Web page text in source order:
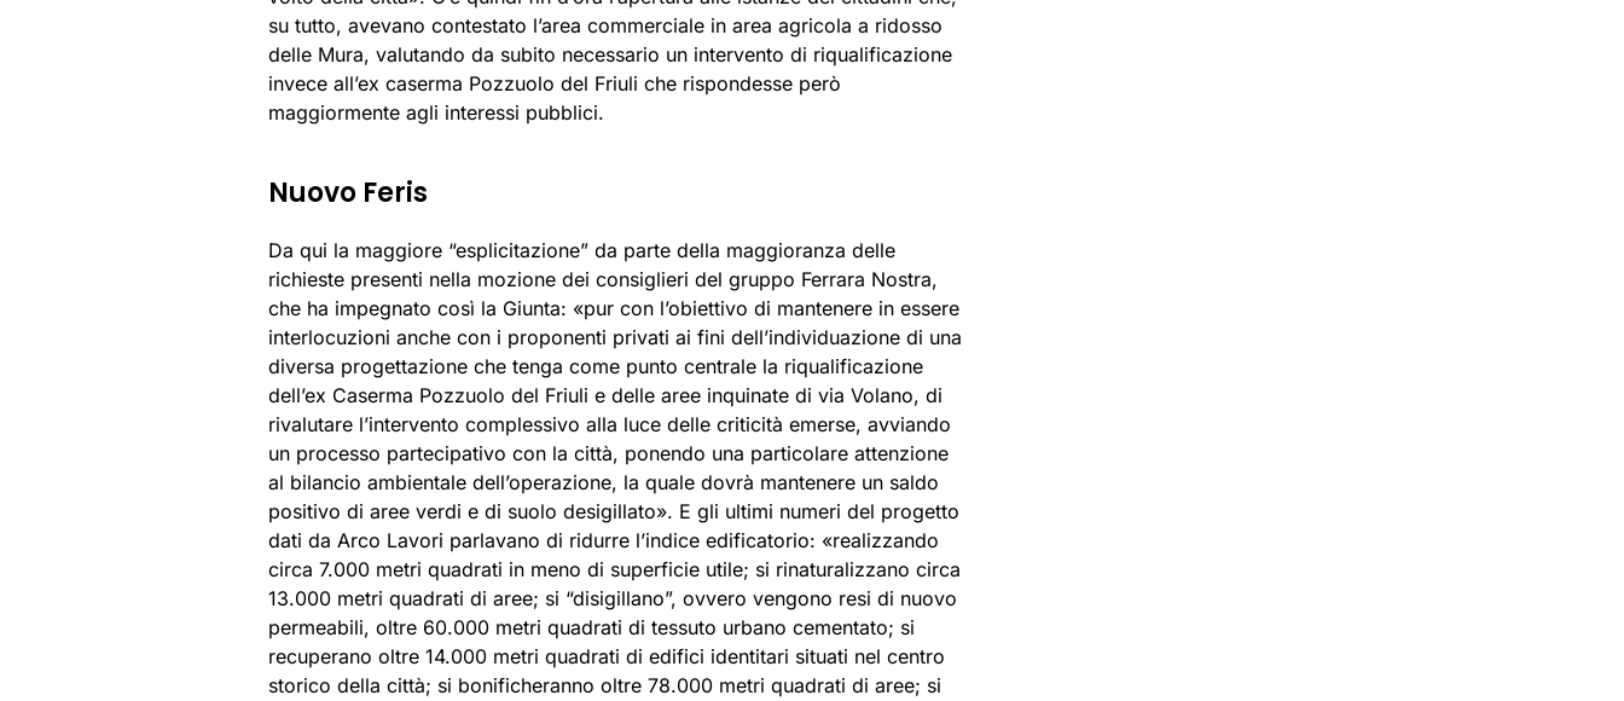
su tutto, avevano contestato l’area commerciale in area agricola a ridosso
delle Mura, valutando da subito necessario un intervento di riqualificazione
invece all’ex caserma Pozzuolo del Friuli che rispondesse però
maggiormente agli interessi pubblici.
Nuovo Feris
Da qui la maggiore “esplicitazione” da parte della maggioranza delle
richieste presenti nella mozione dei consiglieri del gruppo Ferrara Nostra,
che ha impegnato così la Giunta: «pur con l’obiettivo di mantenere in essere
interlocuzioni anche con i proponenti privati ai fini dell’individuazione di una
diversa progettazione che tenga come punto centrale la riqualificazione
dell’ex Caserma Pozzuolo del Friuli e delle aree inquinate di via Volano, di
rivalutare l’intervento complessivo alla luce delle criticità emerse, avviando
un processo partecipativo con la città, ponendo una particolare attenzione
al bilancio ambientale dell’operazione, la quale dovrà mantenere un saldo
positivo di aree verdi e di suolo desigillato». E gli ultimi numeri del progetto
dati da Arco Lavori parlavano di ridurre l’indice edificatorio: «realizzando
circa 7.000 metri quadrati in meno di superficie utile; si rinaturalizzano circa
13.000 metri quadrati di aree; si “disigillano”, ovvero vengono resi di nuovo
permeabili, oltre 60.000 metri quadrati di tessuto urbano cementato; si
recuperano oltre 14.000 metri quadrati di edifici identitari situati nel centro
storico della città; si bonificheranno oltre 78.000 metri quadrati di aree; si